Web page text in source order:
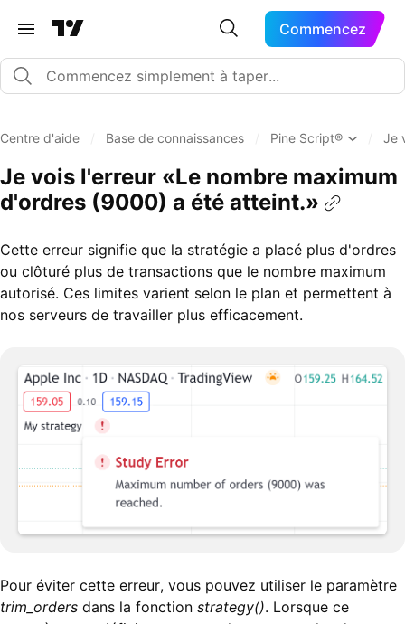
Commencez
Centre d'aide Base de connaissances Pine Script® Je
Je vois l'erreur «Le nombre maximum
d'ordres (9000) a été atteint.»
Cette erreur signifie que la stratégie a placé plus d'ordres
ou clôturé plus de transactions que le nombre maximum
autorisé. Ces limites varient selon le plan et permettent à
nos serveurs de travailler plus efficacement.
Pour éviter cette erreur, vous pouvez utiliser le paramètre
trim_orders dans la fonction strategy(). Lorsque ce